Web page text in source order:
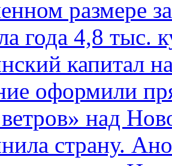
размере
года 4,8 тыс.
капитал
оформили
над
страну.